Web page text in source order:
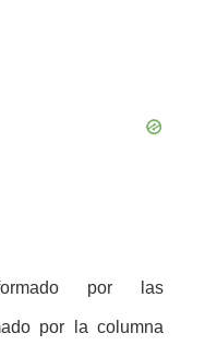
por las
por la columna